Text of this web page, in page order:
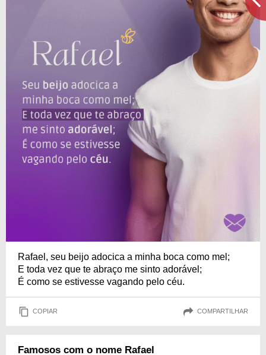
Rafael, seu beijo adocica a minha boca como mel;
E toda vez que te abraço me sinto adorável;
É como se estivesse vagando pelo céu.
COPIAR COMPARTILHAR
Famosos com o nome Rafael